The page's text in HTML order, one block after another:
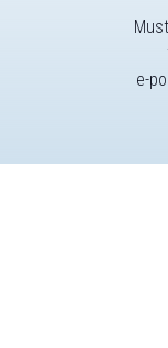
e-